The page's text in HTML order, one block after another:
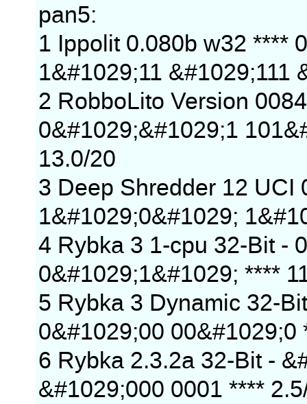
pan5:
1 Ippolit 0.080b w32 ****
1&#1029;11 &#1029;111
2 RobboLito Version
0&#1029;&#1029;1
13.0/20
3 Deep Shredder 12 UCI
1&#1029;0&#1029;
4 Rybka 3 1-cpu 32-Bit -
0&#1029;1&#1029; ****
5 Rybka 3 Dynamic 32-
0&#1029;00 00&#1029;0
6 Rybka 2.3.2a 32-Bit -
&#1029;000 0001 ****